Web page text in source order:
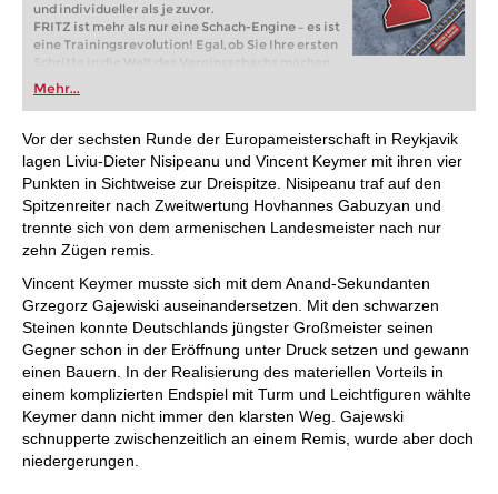
und individueller als je zuvor.
FRITZ ist mehr als nur eine Schach-Engine – es ist
eine Trainingsrevolution! Egal, ob Sie Ihre ersten
Schritte in die Welt des Vereinsschachs machen
oder bereits auf Turnierniveau spielen: Mit
FRITZ trainieren Sie effizienter, intelligenter und
individueller als je zuvor.
Mehr...
Vor der sechsten Runde der Europameisterschaft in Reykjavik
lagen Liviu-Dieter Nisipeanu und Vincent Keymer mit ihren vier
Punkten in Sichtweise zur Dreispitze. Nisipeanu traf auf den
Spitzenreiter nach Zweitwertung Hovhannes Gabuzyan und
trennte sich von dem armenischen Landesmeister nach nur
zehn Zügen remis.
Vincent Keymer musste sich mit dem Anand-Sekundanten
Grzegorz Gajewiski auseinandersetzen. Mit den schwarzen
Steinen konnte Deutschlands jüngster Großmeister seinen
Gegner schon in der Eröffnung unter Druck setzen und gewann
einen Bauern. In der Realisierung des materiellen Vorteils in
einem komplizierten Endspiel mit Turm und Leichtfiguren wählte
Keymer dann nicht immer den klarsten Weg. Gajewski
schnupperte zwischenzeitlich an einem Remis, wurde aber doch
niedergerungen.